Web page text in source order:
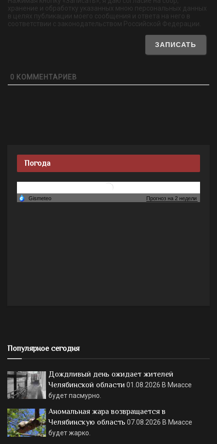
хранение и обработку указанных мною персональных данных
в целях публикации моего сообщения и ответа на него в
соответствии с законодательством Российской Федерации.
0 КОММЕНТАРИЕВ
Погода
Популярное сегодня
Дождливый день ожидает жителей
Челябинской области 01.08.2026 В Миассе
будет пасмурно.
Аномальная жара возвращается в
Челябинскую область 07.08.2026 В Миассе
будет жарко.